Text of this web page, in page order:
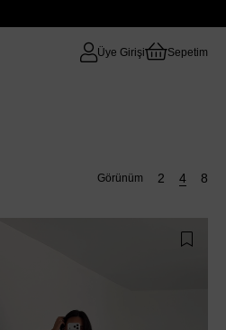
Üye Girişi Sepetim